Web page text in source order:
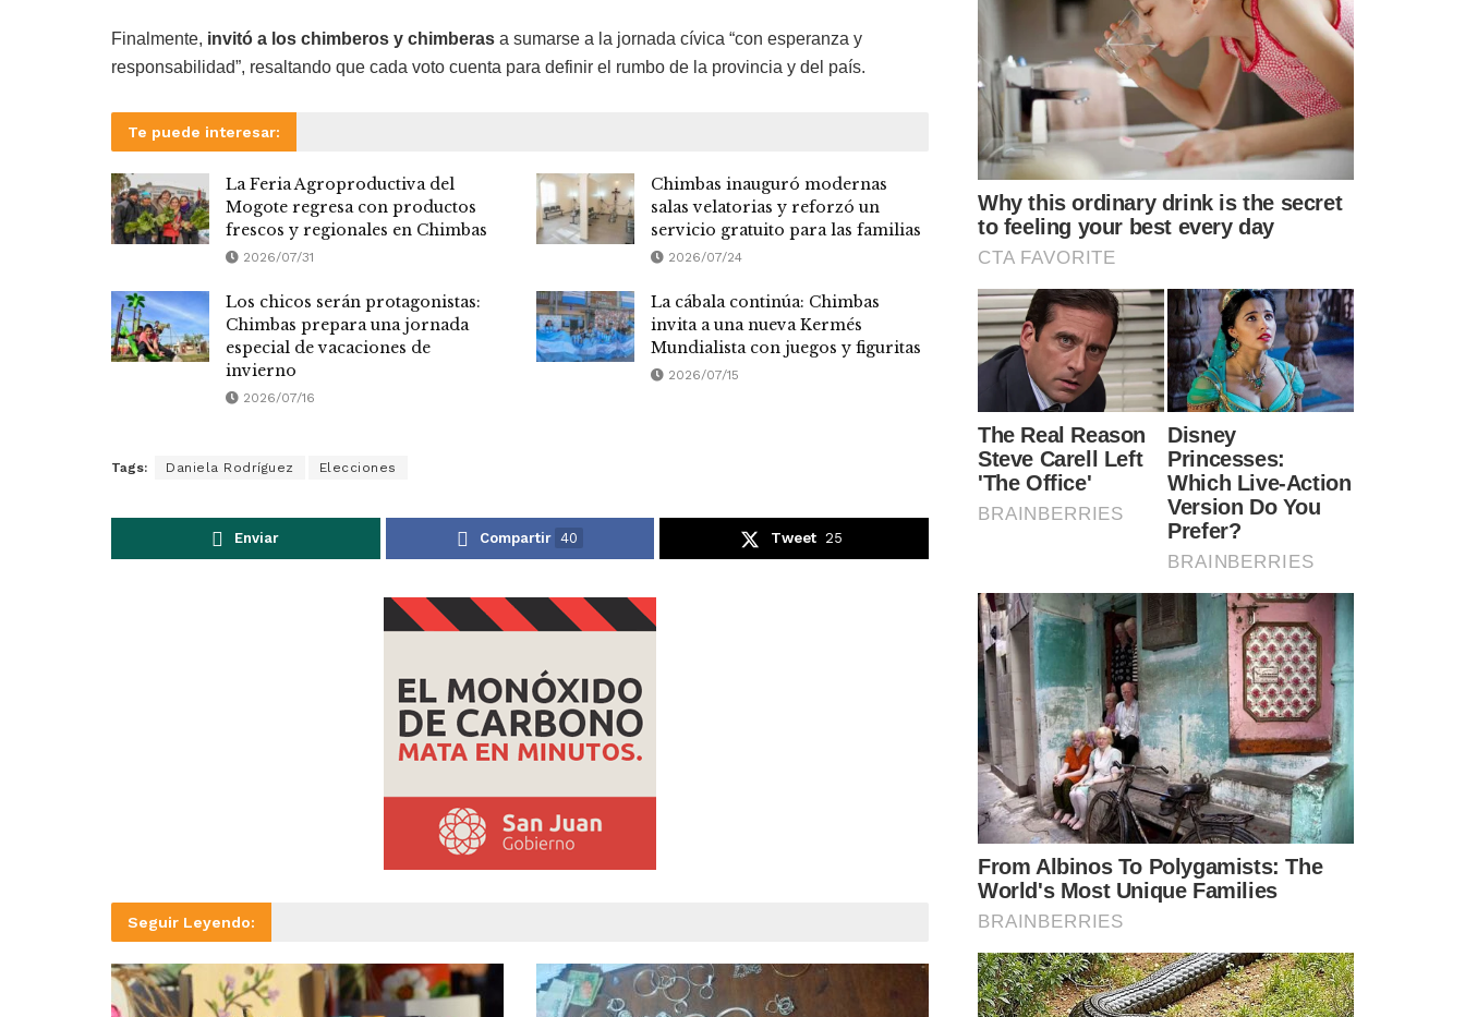
Finalmente, invitó a los chimberos y chimberas a sumarse a la jornada cívica “con esperanza y
responsabilidad”, resaltando que cada voto cuenta para definir el rumbo de la provincia y del país.
Te puede interesar:
La Feria Agroproductiva del
Mogote regresa con productos
frescos y regionales en Chimbas
2026/07/31
Chimbas inauguró modernas
salas velatorias y reforzó un
servicio gratuito para las familias
2026/07/24
Los chicos serán protagonistas:
Chimbas prepara una jornada
especial de vacaciones de
invierno
2026/07/16
La cábala continúa: Chimbas
invita a una nueva Kermés
Mundialista con juegos y figuritas
2026/07/15
Tags: Daniela Rodríguez Elecciones
Enviar Compartir 40 Tweet 25
Seguir Leyendo: